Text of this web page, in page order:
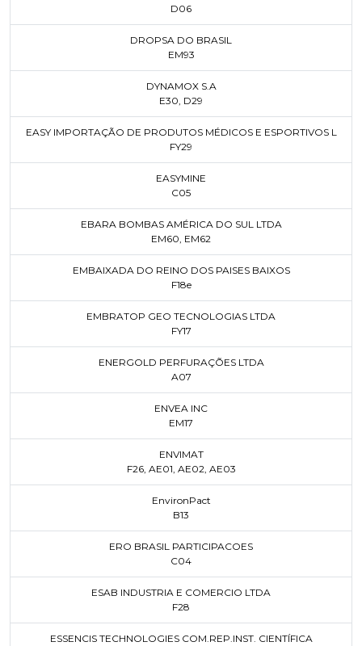
D06
DROPSA DO BRASIL
EM93
DYNAMOX S.A
E30, D29
EASY IMPORTAÇÃO DE PRODUTOS MÉDICOS E ESPORTIVOS L
FY29
EASYMINE
C05
EBARA BOMBAS AMÉRICA DO SUL LTDA
EM60, EM62
EMBAIXADA DO REINO DOS PAISES BAIXOS
F18e
EMBRATOP GEO TECNOLOGIAS LTDA
FY17
ENERGOLD PERFURAÇÕES LTDA
A07
ENVEA INC
EM17
ENVIMAT
F26, AE01, AE02, AE03
EnvironPact
B13
ERO BRASIL PARTICIPACOES
C04
ESAB INDUSTRIA E COMERCIO LTDA
F28
ESSENCIS TECHNOLOGIES COM.REP.INST. CIENTÍFICA